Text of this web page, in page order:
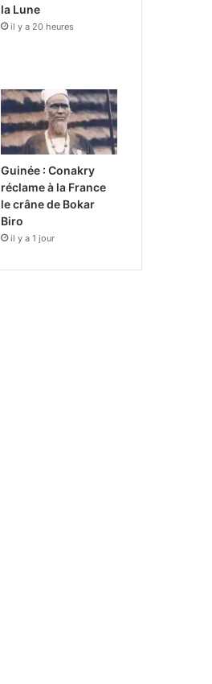
la Lune
il y a 20 heures
Guinée : Conakry
réclame à la France
le crâne de Bokar
Biro
il y a 1 jour